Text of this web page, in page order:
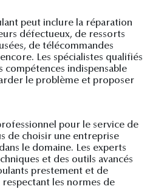
peut inclure la réparation
défectueux, de ressorts
de télécommandes
Les spécialistes qualifiés
compétences indispensable
le problème et proposer
pour le service de
de choisir une entreprise
le domaine. Les experts
et des outils avancés
prestement et de
les normes de